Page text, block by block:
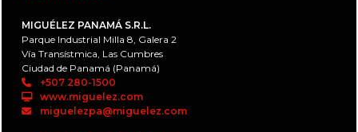
MIGUÉLEZ PANAMÁ S.R.L.
Parque Industrial Milla 8, Galera 2
Vía Transístmica, Las Cumbres
Ciudad de Panamá (Panamá)
+507 280-1500
www.miguelez.com
miguelezpa@miguelez.com